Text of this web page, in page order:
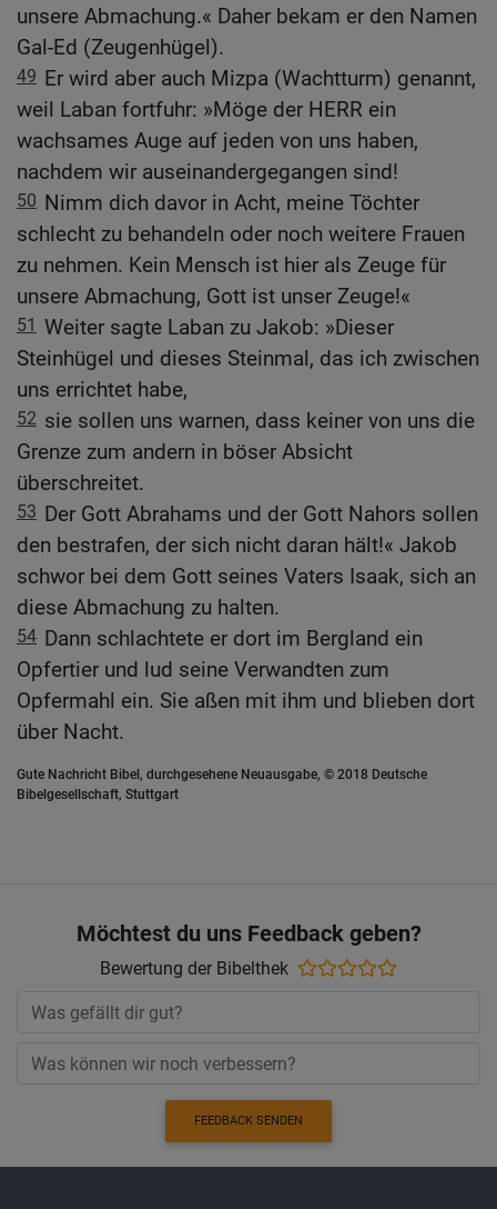
unsere Abmachung.« Daher bekam er den Namen
Gal-Ed (Zeugenhügel).
49 Er wird aber auch Mizpa (Wachtturm) genannt,
weil Laban fortfuhr: »Möge der HERR ein
wachsames Auge auf jeden von uns haben,
nachdem wir auseinandergegangen sind!
50 Nimm dich davor in Acht, meine Töchter
schlecht zu behandeln oder noch weitere Frauen
zu nehmen. Kein Mensch ist hier als Zeuge für
unsere Abmachung, Gott ist unser Zeuge!«
51 Weiter sagte Laban zu Jakob: »Dieser
Steinhügel und dieses Steinmal, das ich zwischen
uns errichtet habe,
52 sie sollen uns warnen, dass keiner von uns die
Grenze zum andern in böser Absicht
überschreitet.
53 Der Gott Abrahams und der Gott Nahors sollen
den bestrafen, der sich nicht daran hält!« Jakob
schwor bei dem Gott seines Vaters Isaak, sich an
diese Abmachung zu halten.
54 Dann schlachtete er dort im Bergland ein
Opfertier und lud seine Verwandten zum
Opfermahl ein. Sie aßen mit ihm und blieben dort
über Nacht.
Gute Nachricht Bibel, durchgesehene Neuausgabe, © 2018 Deutsche
Bibelgesellschaft, Stuttgart
Möchtest du uns Feedback geben?
Bewertung der Bibelthek
FEEDBACK SENDEN